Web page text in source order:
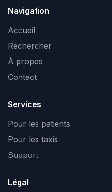
Navigation
Accueil
Rechercher
À propos
Contact
Services
Pour les patients
Pour les taxis
Support
Légal